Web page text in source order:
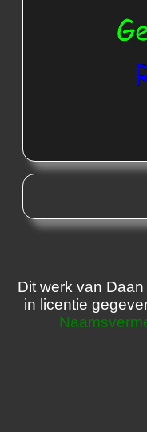
Dit werk van
in licentie